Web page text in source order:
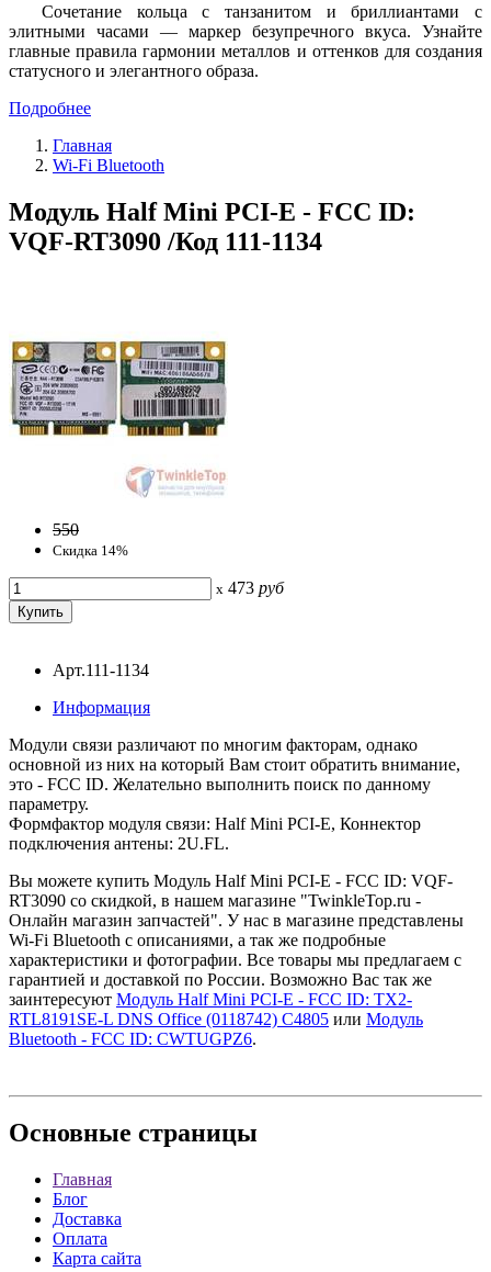
Сочетание кольца с танзанитом и бриллиантами с
элитными часами — маркер безупречного вкуса. Узнайте
главные правила гармонии металлов и оттенков для создания
статусного и элегантного образа.
Подробнее
Главная
Wi-Fi Bluetooth
Модуль Half Mini PCI-E - FCC ID:
VQF-RT3090 /Код 111-1134
550
Скидка 14%
x 473 руб
Арт.111-1134
Информация
Модули связи различают по многим факторам, однако
основной из них на который Вам стоит обратить внимание,
это - FCC ID. Желательно выполнить поиск по данному
параметру.
Формфактор модуля связи: Half Mini PCI-E, Коннектор
подключения антены: 2U.FL.
Вы можете купить Модуль Half Mini PCI-E - FCC ID: VQF-
RT3090 со скидкой, в нашем магазине "TwinkleTop.ru -
Онлайн магазин запчастей". У нас в магазине представлены
Wi-Fi Bluetooth с описаниями, а так же подробные
характеристики и фотографии. Все товары мы предлагаем с
гарантией и доставкой по России. Возможно Вас так же
заинтересуют Модуль Half Mini PCI-E - FCC ID: TX2-
RTL8191SE-L DNS Office (0118742) C4805 или Модуль
Bluetooth - FCC ID: CWTUGPZ6.
Основные страницы
Главная
Блог
Доставка
Оплата
Карта сайта